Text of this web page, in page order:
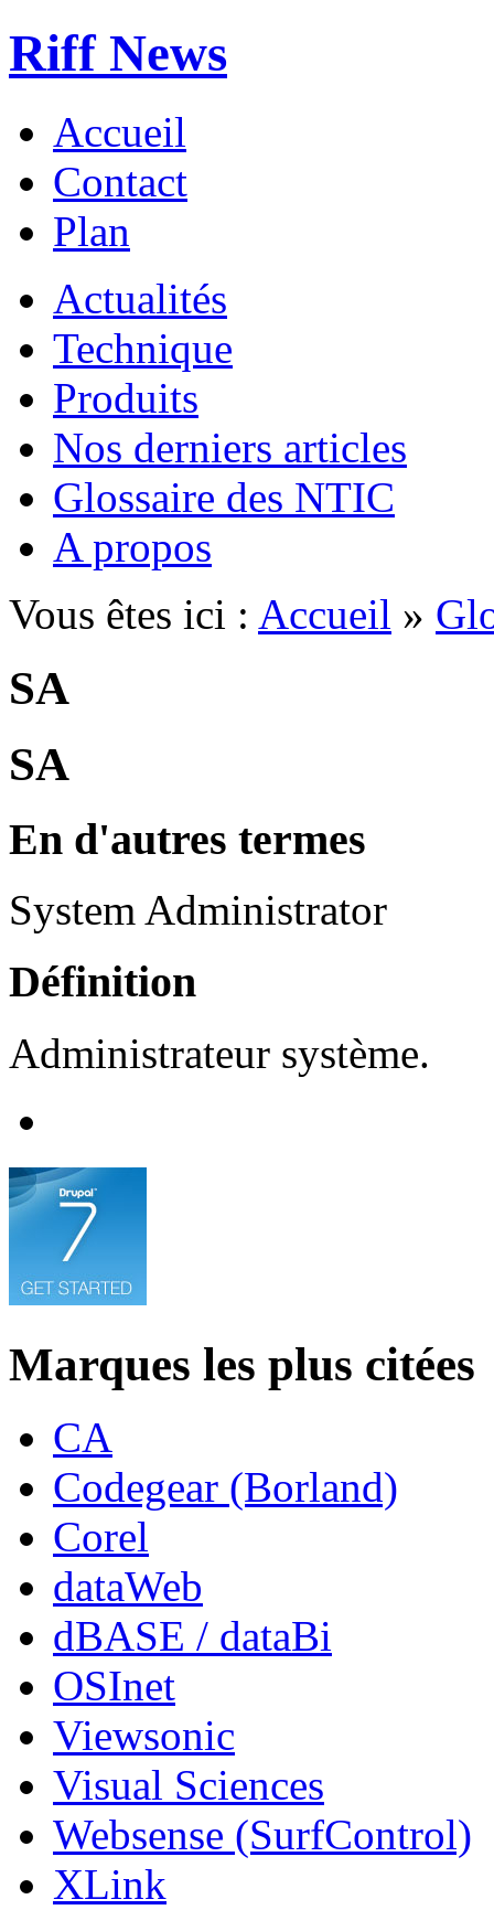
Riff News
Accueil
Contact
Plan
Actualités
Technique
Produits
Nos derniers articles
Glossaire des NTIC
A propos
Vous êtes ici : Accueil »
SA
SA
En d'autres termes
System Administrator
Définition
Administrateur système.
Marques les plus citées
CA
Codegear (Borland)
Corel
dataWeb
dBASE / dataBi
OSInet
Viewsonic
Visual Sciences
Websense (SurfControl)
XLink